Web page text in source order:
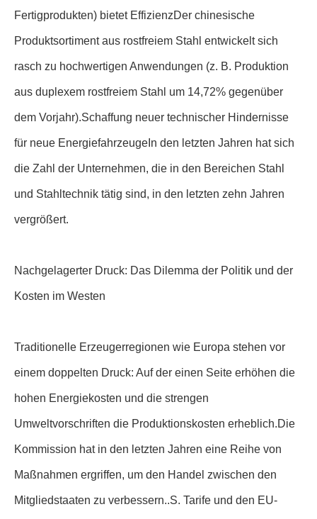
Fertigprodukten) bietet EffizienzDer chinesische
Produktsortiment aus rostfreiem Stahl entwickelt sich
rasch zu hochwertigen Anwendungen (z. B. Produktion
aus duplexem rostfreiem Stahl um 14,72% gegenüber
dem Vorjahr).Schaffung neuer technischer Hindernisse
für neue EnergiefahrzeugeIn den letzten Jahren hat sich
die Zahl der Unternehmen, die in den Bereichen Stahl
und Stahltechnik tätig sind, in den letzten zehn Jahren
vergrößert.
Nachgelagerter Druck: Das Dilemma der Politik und der
Kosten im Westen
Traditionelle Erzeugerregionen wie Europa stehen vor
einem doppelten Druck: Auf der einen Seite erhöhen die
hohen Energiekosten und die strengen
Umweltvorschriften die Produktionskosten erheblich.Die
Kommission hat in den letzten Jahren eine Reihe von
Maßnahmen ergriffen, um den Handel zwischen den
Mitgliedstaaten zu verbessern..S. Tarife und den EU-